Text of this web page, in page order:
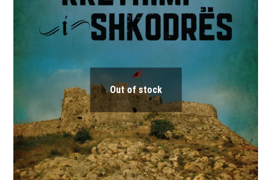
Out of stock